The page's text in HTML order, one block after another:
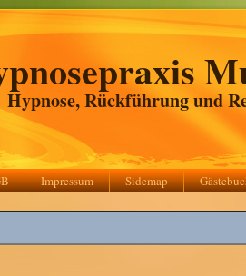
Hypnose, Rückführung und
Impressum Sidemap